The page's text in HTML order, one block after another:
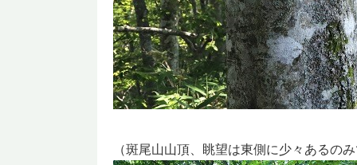
（斑尾山山頂、眺望は東側に少々あるの